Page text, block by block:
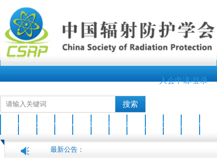
搜索
入会申请/登录
最新公告：